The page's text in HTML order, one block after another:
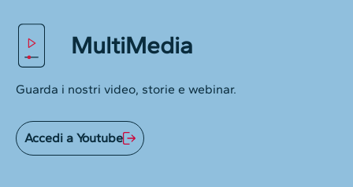
MultiMedia
Guarda i nostri video, storie e webinar.
Accedi a Youtube